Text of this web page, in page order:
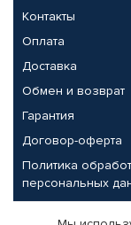
Контакты
Оплата
Доставка
Обмен и возврат
Гарантия
Договор-оферта
Политика
персональных